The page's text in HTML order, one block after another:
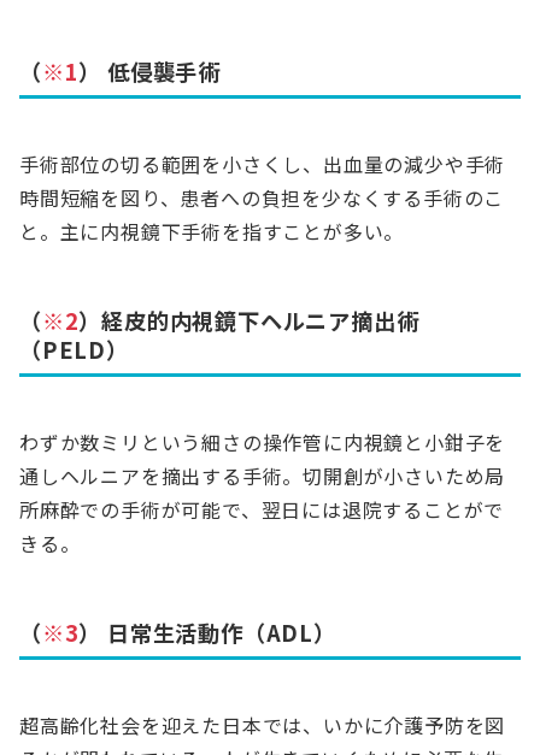
（※1） 低侵襲手術
手術部位の切る範囲を小さくし、出血量の減少や手術
時間短縮を図り、患者への負担を少なくする手術のこ
と。主に内視鏡下手術を指すことが多い。
（※2）経皮的内視鏡下ヘルニア摘出術
（PELD）
わずか数ミリという細さの操作管に内視鏡と小鉗子を
通しヘルニアを摘出する手術。切開創が小さいため局
所麻酔での手術が可能で、翌日には退院することがで
きる。
（※3） 日常生活動作（ADL）
超高齢化社会を迎えた日本では、いかに介護予防を図